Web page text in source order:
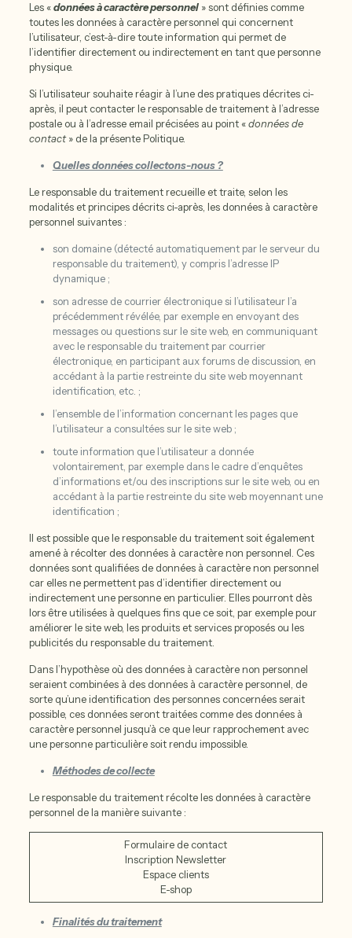
Les «données à caractère personnel» sont définies comme
toutes les données à caractère personnel qui concernent
l’utilisateur, c’est-à-dire toute information qui permet de
l’identifier directement ou indirectement en tant que personne
physique.
Si l’utilisateur souhaite réagir à l’une des pratiques décrites ci-
après, il peut contacter le responsable de traitement à l’adresse
postale ou à l’adresse email précisées au point «données de
contact» de la présente Politique.
Quelles données collectons-nous ?
Le responsable du traitement recueille et traite, selon les
modalités et principes décrits ci-après, les données à caractère
personnel suivantes :
son domaine (détecté automatiquement par le serveur du
responsable du traitement), y compris l’adresse IP
dynamique ;
son adresse de courrier électronique si l’utilisateur l’a
précédemment révélée, par exemple en envoyant des
messages ou questions sur le site web, en communiquant
avec le responsable du traitement par courrier
électronique, en participant aux forums de discussion, en
accédant à la partie restreinte du site web moyennant
identification, etc. ;
l’ensemble de l’information concernant les pages que
l’utilisateur a consultées sur le site web ;
toute information que l’utilisateur a donnée
volontairement, par exemple dans le cadre d’enquêtes
d’informations et/ou des inscriptions sur le site web, ou en
accédant à la partie restreinte du site web moyennant une
identification ;
Il est possible que le responsable du traitement soit également
amené à récolter des données à caractère non personnel. Ces
données sont qualifiées de données à caractère non personnel
car elles ne permettent pas d’identifier directement ou
indirectement une personne en particulier. Elles pourront dès
lors être utilisées à quelques fins que ce soit, par exemple pour
améliorer le site web, les produits et services proposés ou les
publicités du responsable du traitement.
Dans l’hypothèse où des données à caractère non personnel
seraient combinées à des données à caractère personnel, de
sorte qu’une identification des personnes concernées serait
possible, ces données seront traitées comme des données à
caractère personnel jusqu’à ce que leur rapprochement avec
une personne particulière soit rendu impossible.
Méthodes de collecte
Le responsable du traitement récolte les données à caractère
personnel de la manière suivante :
Formulaire de contact
Inscription Newsletter
Espace clients
E-shop
Finalités du traitement